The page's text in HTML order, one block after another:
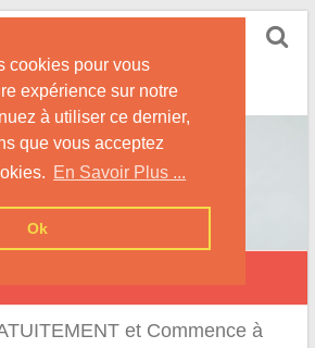
cookies pour vous
expérience sur notre
à utiliser ce dernier,
que vous acceptez
En Savoir Plus ...
Ok
Une Femme
et Commence à